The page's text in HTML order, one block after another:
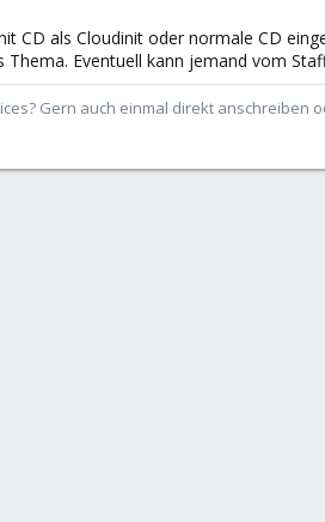
CD als Cloudinit oder normale CD
Eventuell kann jemand vom
Gern auch einmal direkt